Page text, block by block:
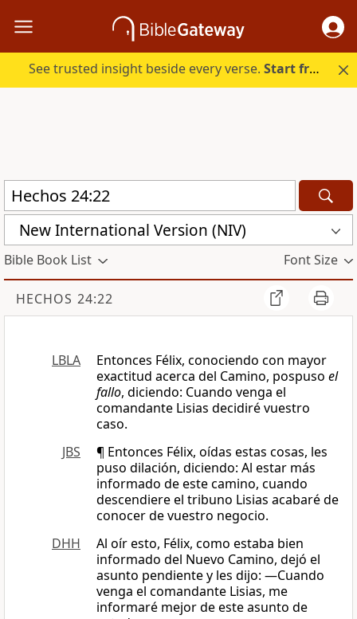
See trusted insight beside every verse.Start free.
New International Version (NIV)
Bible Book List Font Size
HECHOS 24:22
LBLA
Entonces Félix, conociendo con mayor
exactitud acerca del Camino, pospuso el
fallo, diciendo: Cuando venga el
comandante Lisias decidiré vuestro
caso.
JBS
¶ Entonces Félix, oídas estas cosas, les
puso dilación, diciendo: Al estar más
informado de este camino, cuando
descendiere el tribuno Lisias acabaré de
conocer de vuestro negocio.
DHH
Al oír esto, Félix, como estaba bien
informado del Nuevo Camino, dejó el
asunto pendiente y les dijo: —Cuando
venga el comandante Lisias, me
informaré mejor de este asunto de